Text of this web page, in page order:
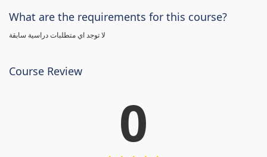
What are the requirements for this course?
لا توجد اي متطلبات دراسية سابقة
Course Review
0